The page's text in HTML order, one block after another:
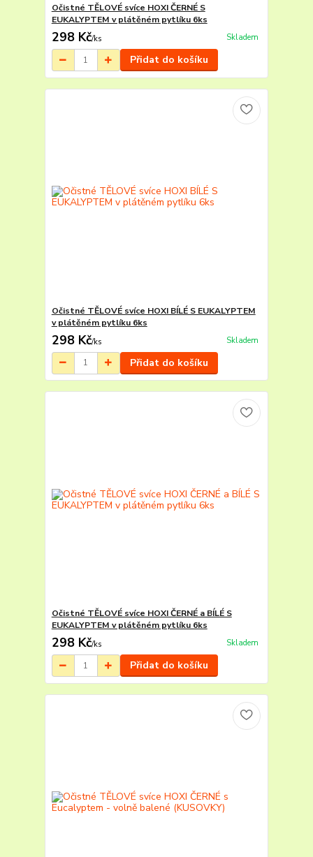
Očistné TĚLOVÉ svíce HOXI ČERNÉ S
EUKALYPTEM v plátěném pytlíku 6ks
298 Kč/ks Skladem
Přidat do košíku
Očistné TĚLOVÉ svíce HOXI BÍLÉ S EUKALYPTEM
v plátěném pytlíku 6ks
298 Kč/ks Skladem
Přidat do košíku
Očistné TĚLOVÉ svíce HOXI ČERNÉ a BÍLÉ S
EUKALYPTEM v plátěném pytlíku 6ks
298 Kč/ks Skladem
Přidat do košíku